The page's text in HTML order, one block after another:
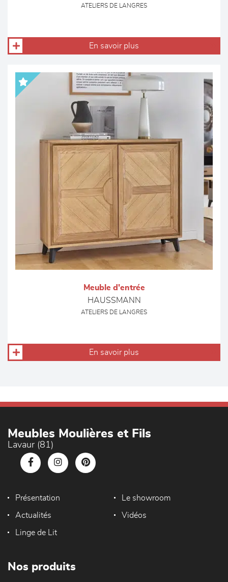
ATELIERS DE LANGRES
En savoir plus
Meuble d'entrée
HAUSSMANN
ATELIERS DE LANGRES
En savoir plus
Meubles Moulières et Fils
Lavaur (81)
Présentation Le showroom
Actualités Vidéos
Linge de Lit
Nos produits